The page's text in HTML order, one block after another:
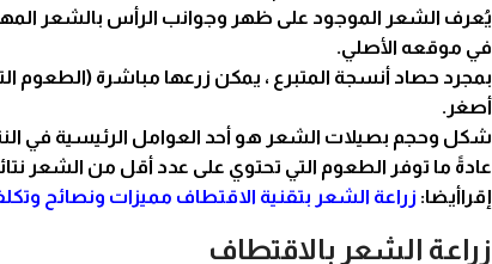
يُعرف الشعر الموجود على ظهر وجوانب الرأس بالشعر
في موقعه الأصلي.
بمجرد حصاد أنسجة المتبرع ، يمكن زرعها مباشرة (الطعوم
أصغر.
شكل وحجم بصيلات الشعر هو أحد العوامل الرئيسية في
عادةً ما توفر الطعوم التي تحتوي على عدد أقل من الشعر
إقراأيضا: زراعة الشعر بتقنية الاقتطاف مميزات ونصائح
زراعة الشعر بالاقتطاف